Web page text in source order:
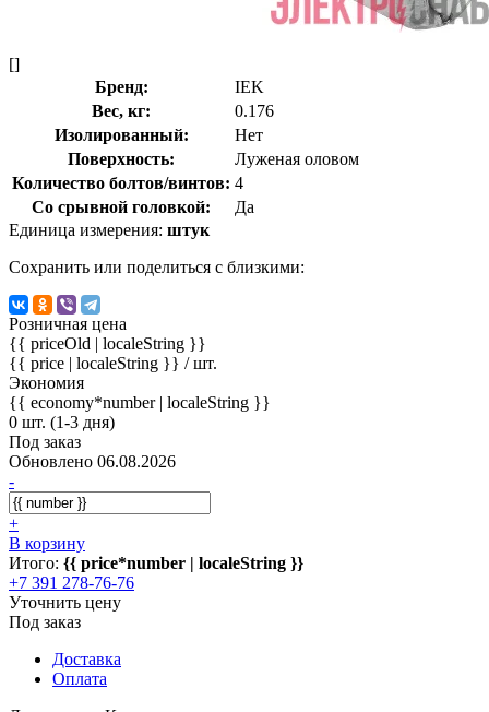
[]
Бренд:
IEK
Вес, кг:
0.176
Изолированный:
Нет
Поверхность:
Луженая оловом
Количество болтов/винтов: 4
Со срывной головкой:
Да
Единица измерения: штук
Сохранить или поделиться с близкими:
Розничная цена
{{ priceOld | localeString }}
{{ price | localeString }} / шт.
Экономия
{{ economy*number | localeString }}
0 шт. (1-3 дня)
Под заказ
Обновлено 06.08.2026
-
+
В корзину
Итого: {{ price*number | localeString }}
+7 391 278-76-76
Уточнить цену
Под заказ
Доставка
Оплата